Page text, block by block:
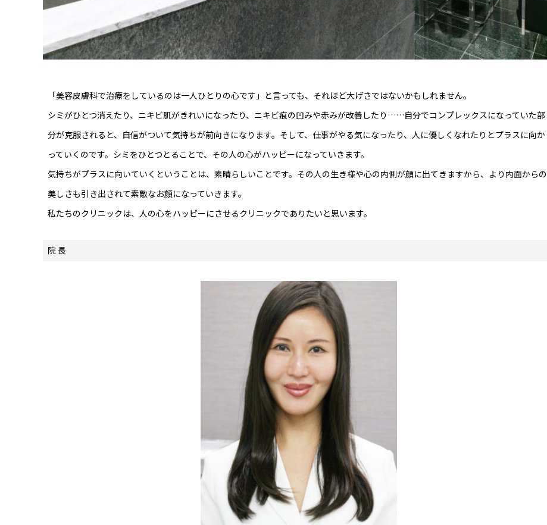
「美容皮膚科で治療をしているのは一人ひとりの心です」と言っても、それほど大げさではないかもしれません。
シミがひとつ消えたり、ニキビ肌がきれいになったり、ニキビ痕の凹みや赤みが改善したり……自分でコンプレックスになっていた部
分が克服されると、自信がついて気持ちが前向きになります。そして、仕事がやる気になったり、人に優しくなれたりとプラスに向か
っていくのです。シミをひとつとることで、その人の心がハッピーになっていきます。
気持ちがプラスに向いていくということは、素晴らしいことです。その人の生き様や心の内側が顔に出てきますから、より内面からの
美しさも引き出されて素敵なお顔になっていきます。
私たちのクリニックは、人の心をハッピーにさせるクリニックでありたいと思います。
院 長